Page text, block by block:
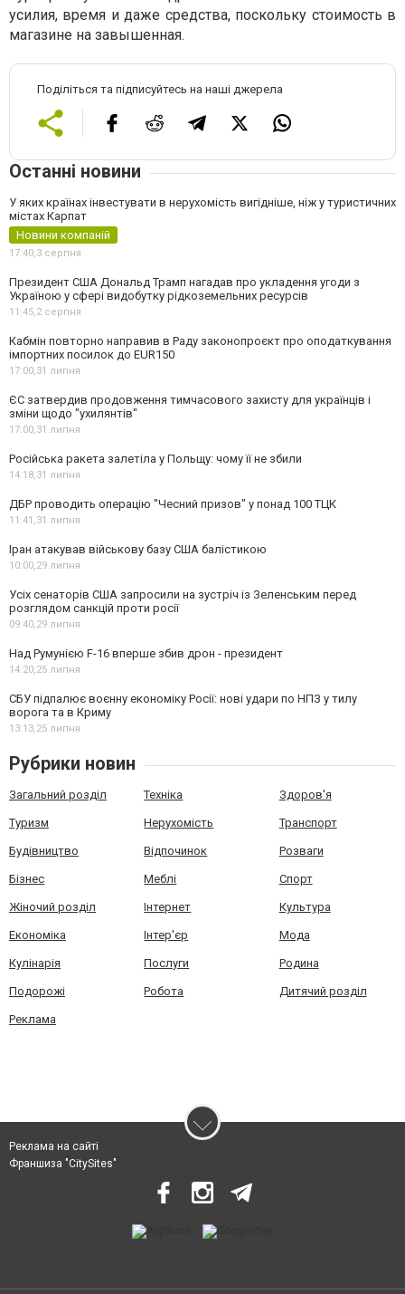
усилия, время и даже средства, поскольку стоимость в
магазине на завышенная.
Поділіться та підписуйтесь на наші джерела
Останні новини
У яких країнах інвестувати в нерухомість вигідніше, ніж у туристичних
містах Карпат
Новини компаній
17:40,3 серпня
Президент США Дональд Трамп нагадав про укладення угоди з
Україною у сфері видобутку рідкоземельних ресурсів
11:45,2 серпня
Кабмін повторно направив в Раду законопроєкт про оподаткування
імпортних посилок до EUR150
17:00,31 липня
ЄС затвердив продовження тимчасового захисту для українців і
зміни щодо "ухилянтів"
17:00,31 липня
Російська ракета залетіла у Польщу: чому її не збили
14:18,31 липня
ДБР проводить операцію "Чесний призов" у понад 100 ТЦК
11:41,31 липня
Іран атакував військову базу США балістикою
10:00,29 липня
Усіх сенаторів США запросили на зустріч із Зеленським перед
розглядом санкцій проти росії
09:40,29 липня
Над Румунією F-16 вперше збив дрон - президент
14:20,25 липня
СБУ підпалює воєнну економіку Росії: нові удари по НПЗ у тилу
ворога та в Криму
13:13,25 липня
Рубрики новин
Загальний розділ Техніка Здоров'я
Туризм Нерухомість Транспорт
Будівництво Відпочинок Розваги
Бізнес Меблі Спорт
Жіночий розділ Інтернет Культура
Економіка Інтер'єр Мода
Кулінарія Послуги Родина
Подорожі Робота Дитячий розділ
Реклама
Реклама на сайті
Франшиза "CitySites"